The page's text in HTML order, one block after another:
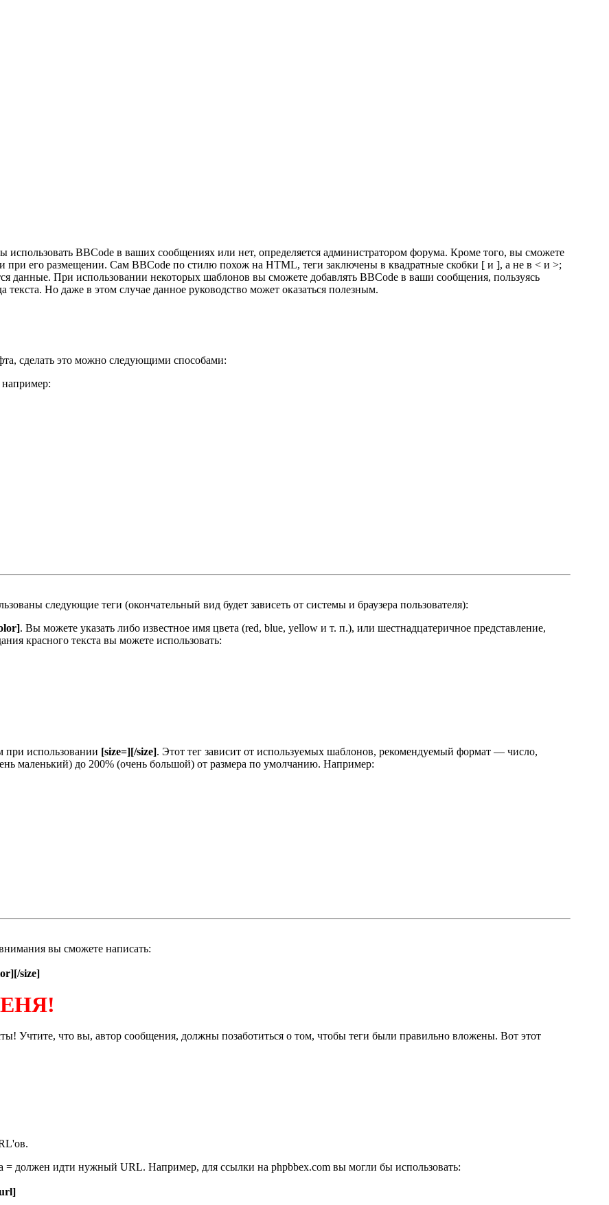
BBCode в ваших сообщениях или нет, определяется администратором форума. Кроме того, вы сможете
при его размещении. Сам BBCode по стилю похож на HTML, теги заключены в квадратные скобки [ и ], а не в < и >;
данные. При использовании некоторых шаблонов вы сможете добавлять BBCode в ваши сообщения, пользуясь
Но даже в этом случае данное руководство может оказаться полезным.
сделать это можно следующими способами:
например:
следующие теги (окончательный вид будет зависеть от системы и браузера пользователя):
. Вы можете указать либо известное имя цвета (red, blue, yellow и т. п.), или шестнадцатеричное представление,
красного текста вы можете использовать:
при использовании [size=][/size]. Этот тег зависит от используемых шаблонов, рекомендуемый формат — число,
маленький) до 200% (очень большой) от размера по умолчанию. Например:
вы сможете написать:
size]
Учтите, что вы, автор сообщения, должны позаботиться о том, чтобы теги были правильно вложены. Вот этот
= должен идти нужный URL. Например, для ссылки на phpbbex.com вы могли бы использовать: